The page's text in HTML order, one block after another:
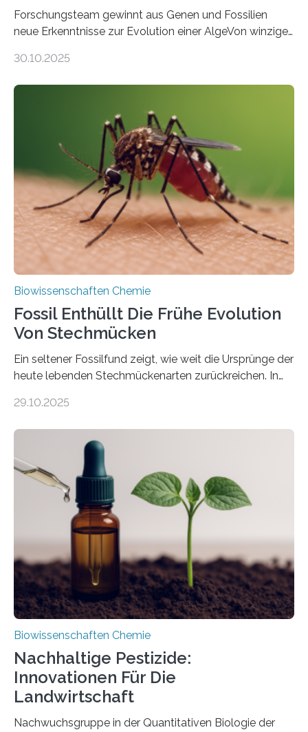
Forschungsteam gewinnt aus Genen und Fossilien
neue Erkenntnisse zur Evolution einer AlgeVon winzigen
Landpflanzen zählen zu den komplexesten
Grünalgen, die vor Hunderten von Millionen Jahren
lebten. Unter den Vorfahren sticht eine Gruppe heraus,
die noch heute in der Natur vorkommt: die
Süßwasseralge Coleochaetophyceae. Einige Arten
dieser Gruppe bilden aus Zellfäden dichte Geflechte
mit scheibenförmiger Gestalt. Was auffällig ist: Die
nächsten…
30.10.2025
Biowissenschaften Chemie
Fossil Enthüllt Die Frühe Evolution
Von Stechmücken
Ein seltener Fossilfund zeigt, wie weit die Ursprünge der
heute lebenden Stechmückenarten zurückreichen. In
Forschende die bisher älteste bekannte Stechmücken-
Region Kachin in Myanmar und hat sich in
ausgezeichnetem Zustand erhalten. Es konnte als neue
Art einer neuen Gattung beschrieben werden und trägt
nun den Namen Cretosabethes primaevus. Dieser erste
fossile Nachweis einer Stechmückenlarve in Bernstein
stellt gleichzeitig den ersten Fossilfund einer
Mückenlarve aus dem Mesozoikum dar, denn…
29.10.2025
Biowissenschaften Chemie
Nachhaltige Pestizide:
Innovationen Für Die
Landwirtschaft
Nachwuchsgruppe in der Quantitativen Biologie der